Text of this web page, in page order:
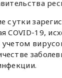
сутки
COVID-19,